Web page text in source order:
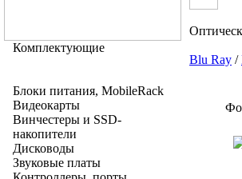
Комплектующие
Блоки питания, MobileRack
Видеокарты
Винчестеры и SSD-
накопители
Дисководы
Звуковые платы
Blu Ray /